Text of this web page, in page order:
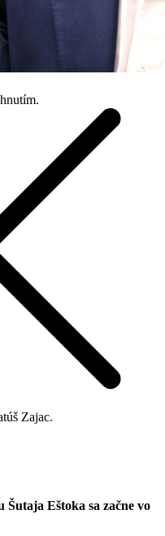
Zajac.
Eštoka sa začne vo